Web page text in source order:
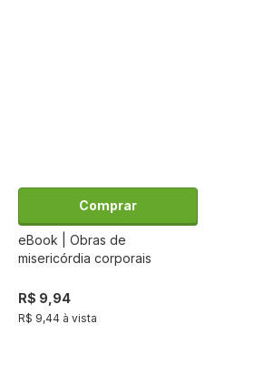
Comprar
eBook | Obras de
misericórdia corporais
R$ 9,94
R$ 9,44 à vista